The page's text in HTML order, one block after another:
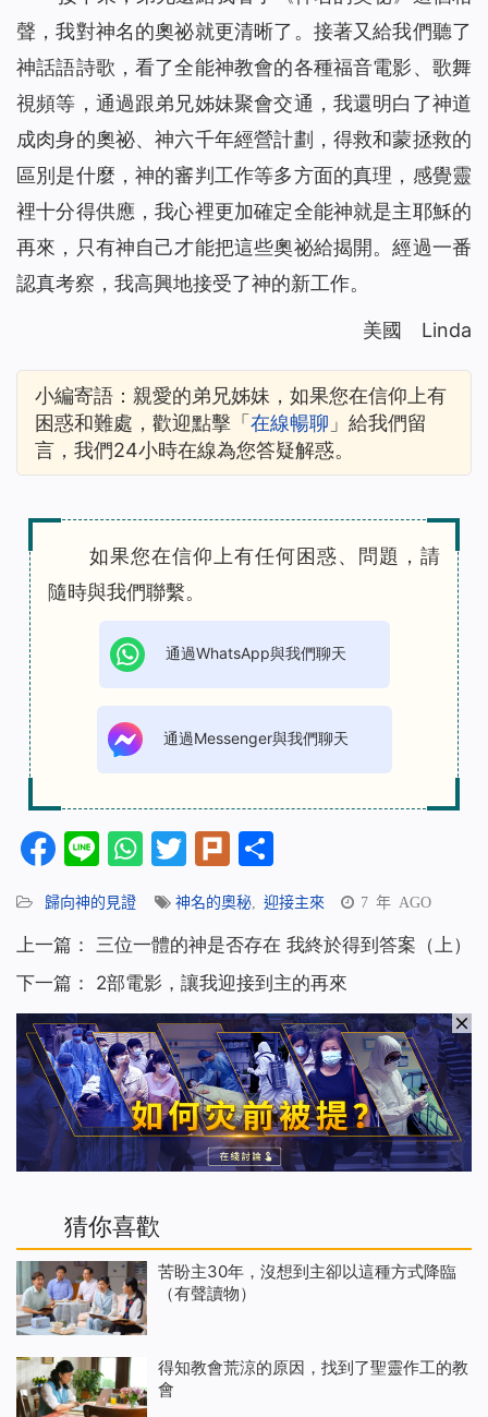
聲，我對神名的奧祕就更清晰了。接著又給我們聽了
神話語詩歌，看了全能神教會的各種福音電影、歌舞
視頻等，通過跟弟兄姊妹聚會交通，我還明白了神道
成肉身的奧祕、神六千年經營計劃，得救和蒙拯救的
區別是什麼，神的審判工作等多方面的真理，感覺靈
裡十分得供應，我心裡更加確定全能神就是主耶穌的
再來，只有神自己才能把這些奧祕給揭開。經過一番
認真考察，我高興地接受了神的新工作。
美國 Linda
小編寄語：親愛的弟兄姊妹，如果您在信仰上有
困惑和難處，歡迎點擊「 在線暢聊 」給我們留
言，我們24小時在線為您答疑解惑。
如果您在信仰上有任何困惑、問題，請
隨時與我們聯繫。
通過WhatsApp與我們聊天
通過Messenger與我們聊天
Facebook
LineWhatsApp
Twitter
Plurk
享
歸向神的見證 神名的奧秘 迎接主來 7 年 AGO
上一篇： 三位一體的神是否存在 我終於得到答案（上）
下一篇：
2部電影，讓我迎接到主的再來
猜你喜歡
苦盼主30年，沒想到主卻以這種方式降臨
（有聲讀物）
得知教會荒涼的原因，找到了聖靈作工的教
會